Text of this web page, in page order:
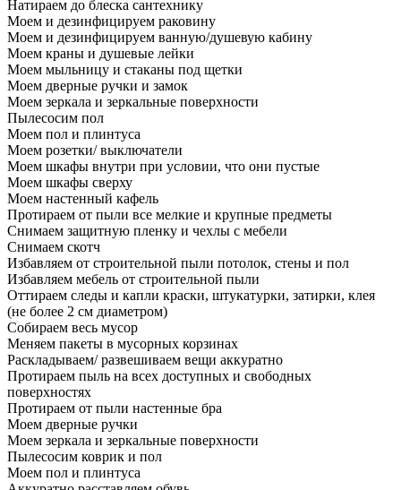
Натираем до блеска сантехнику
Моем и дезинфицируем раковину
Моем и дезинфицируем ванную/душевую кабину
Моем краны и душевые лейки
Моем мыльницу и стаканы под щетки
Моем дверные ручки и замок
Моем зеркала и зеркальные поверхности
Пылесосим пол
Моем пол и плинтуса
Моем розетки/ выключатели
Моем шкафы внутри при условии, что они пустые
Моем шкафы сверху
Моем настенный кафель
Протираем от пыли все мелкие и крупные предметы
Снимаем защитную пленку и чехлы с мебели
Снимаем скотч
Избавляем от строительной пыли потолок, стены и пол
Избавляем мебель от строительной пыли
Оттираем следы и капли краски, штукатурки, затирки, клея
(не более 2 см диаметром)
Собираем весь мусор
Меняем пакеты в мусорных корзинах
Раскладываем/ развешиваем вещи аккуратно
Протираем пыль на всех доступных и свободных
поверхностях
Протираем от пыли настенные бра
Моем дверные ручки
Моем зеркала и зеркальные поверхности
Пылесосим коврик и пол
Моем пол и плинтуса